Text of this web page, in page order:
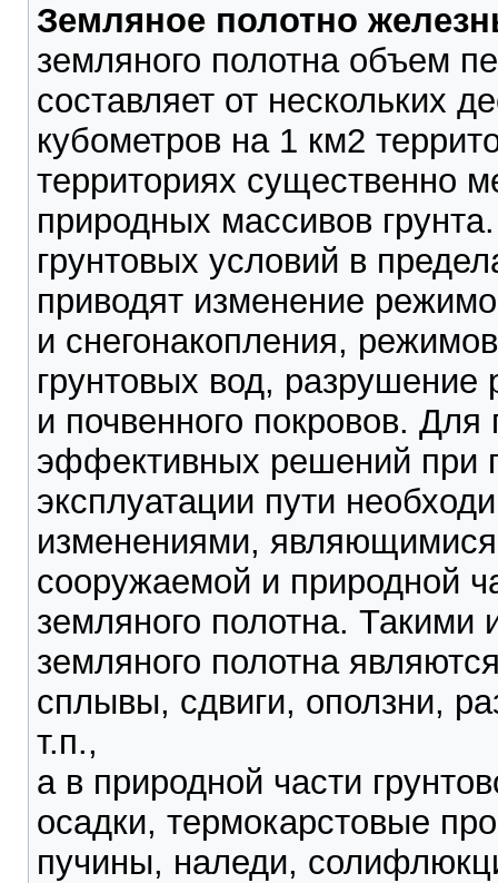
Земляное полотно
земляного полотна объем
составляет от нескольких
кубометров на 1 км2
территориях существенно
природных массивов
грунтовых условий в
приводят изменение
и снегонакопления,
грунтовых вод, разрушение
и почвенного покровов.
эффективных решений при
эксплуатации пути
изменениями, являющимися
сооружаемой и природной
земляного полотна.
земляного полотна
сплывы, сдвиги, оползни,
т.п.,
а в природной части
осадки, термокарстовые
пучины, наледи,